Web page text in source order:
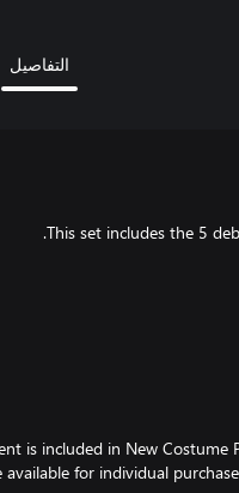
التفاصيل
is included in New
available for individual